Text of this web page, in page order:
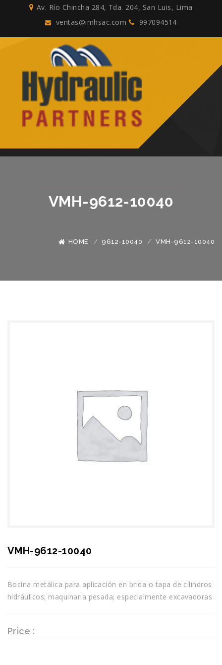
Av. Río Chincha 284, Tda. 204, San Luis, Lima
ventas@imhsac.com
997094514
VMH-9612-10040
HOME 9612-10040 VMH-9612-10040
VMH-9612-10040
Bocina metálica para aplicación en brida o tapa de cilindros
hidráulicos; maquinaria pesada; especialmente excavadoras
Price :